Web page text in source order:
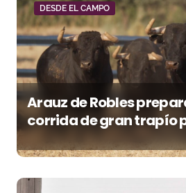
DESDE EL CAMPO
Arauz de Robles
corrida de gran trapío
la despedida de Víctor
en Ciudad Real (Vídeo)